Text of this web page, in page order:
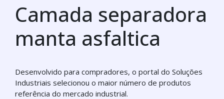
Camada separadora
manta asfaltica
Desenvolvido para compradores, o portal do Soluções
Industriais selecionou o maior número de produtos
referência do mercado industrial.